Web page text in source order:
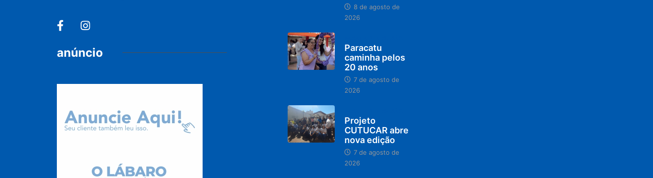
anúncio
8 de agosto de
2026
Paracatu
caminha pelos
20 anos
7 de agosto de
2026
Projeto
CUTUCAR abre
nova edição
7 de agosto de
2026